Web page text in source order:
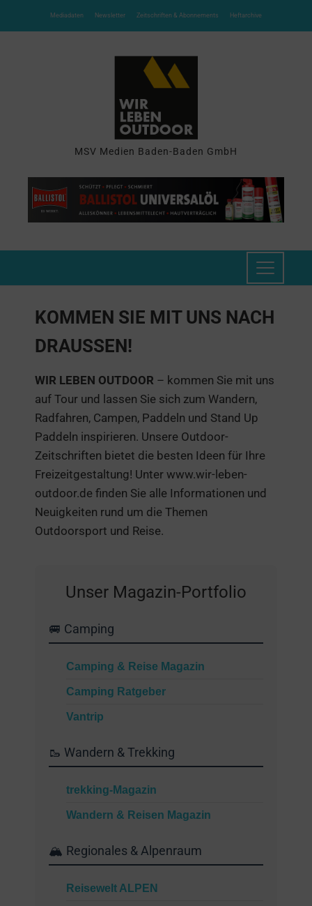
Mediadaten Newsletter Zeitschriften & Abonnements Heftarchive
MSV Medien Baden-Baden GmbH
KOMMEN SIE MIT UNS NACH
DRAUSSEN!
WIR LEBEN OUTDOOR – kommen Sie mit uns
auf Tour und lassen Sie sich zum Wandern,
Radfahren, Campen, Paddeln und Stand Up
Paddeln inspirieren. Unsere Outdoor-
Zeitschriften bietet die besten Ideen für Ihre
Freizeitgestaltung! Unter www.wir-leben-
outdoor.de finden Sie alle Informationen und
Neuigkeiten rund um die Themen
Outdoorsport und Reise.
Unser Magazin-Portfolio
🚐 Camping
Camping & Reise Magazin
Camping Ratgeber
Vantrip
🥾 Wandern & Trekking
trekking-Magazin
Wandern & Reisen Magazin
🏔 Regionales & Alpenraum
Reisewelt ALPEN